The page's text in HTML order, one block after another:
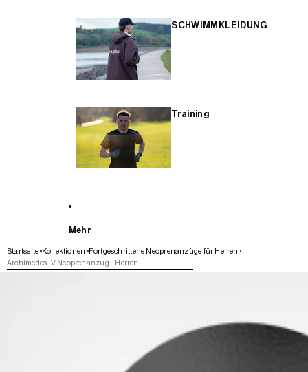
SCHWIMMKLEIDUNG
Training
Mehr
Startseite Kollektionen Fortgeschrittene Neoprenanzüge für Herren
Archimedes IV Neoprenanzug - Herren
WEITER ZU DEN PRODUKTINFORMATIONEN